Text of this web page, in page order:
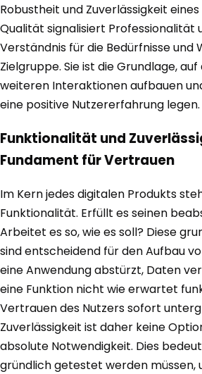
Robustheit und Zuverlässigkeit
Qualität signalisiert Professionalität
Verständnis für die Bedürfnisse und
Zielgruppe. Sie ist die Grundlage,
weiteren Interaktionen aufbauen
eine positive Nutzererfahrung legen.
Funktionalität und
Fundament für Vertrauen
Im Kern jedes digitalen Produkts
Funktionalität. Erfüllt es seinen
Arbeitet es so, wie es soll? Diese
sind entscheidend für den Aufbau
eine Anwendung abstürzt, Daten
eine Funktion nicht wie erwartet
Vertrauen des Nutzers sofort
Zuverlässigkeit ist daher keine
absolute Notwendigkeit. Dies
gründlich getestet werden müssen,